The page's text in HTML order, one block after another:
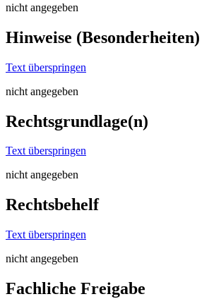
nicht angegeben
Hinweise (Besonderheiten)
Text überspringen
nicht angegeben
Rechtsgrundlage(n)
Text überspringen
nicht angegeben
Rechtsbehelf
Text überspringen
nicht angegeben
Fachliche Freigabe